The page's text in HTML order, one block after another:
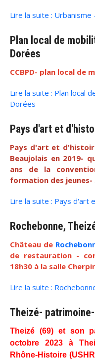
Lire la suite :
Plan local de
Dorées
CCBPD- plan local de
Lire la suite : Plan local
Dorées
Pays d'art et
Pays d'art et
Beaujolais en 2019-
ans de la
formation des jeunes-
Lire la suite : Pays d'art
Rochebonne,
Château de
de restauration -
18h30 à la salle
Lire la suite :
Theizé-
Theizé (69) et son
octobre 2023 à
Rhône-Histoire